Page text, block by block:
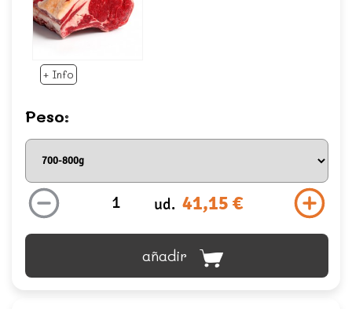
+ Info
Peso:
ud. 41,15 €
añadir